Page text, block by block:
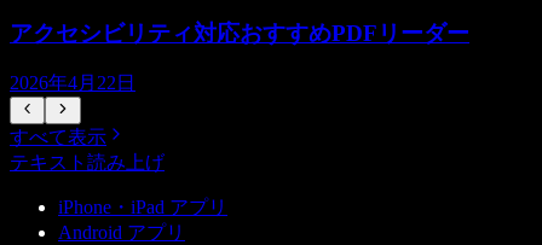
アクセシビリティ対応おすすめPDFリーダー
2026年4月22日
すべて表示
テキスト読み上げ
iPhone・iPad アプリ
Android アプリ